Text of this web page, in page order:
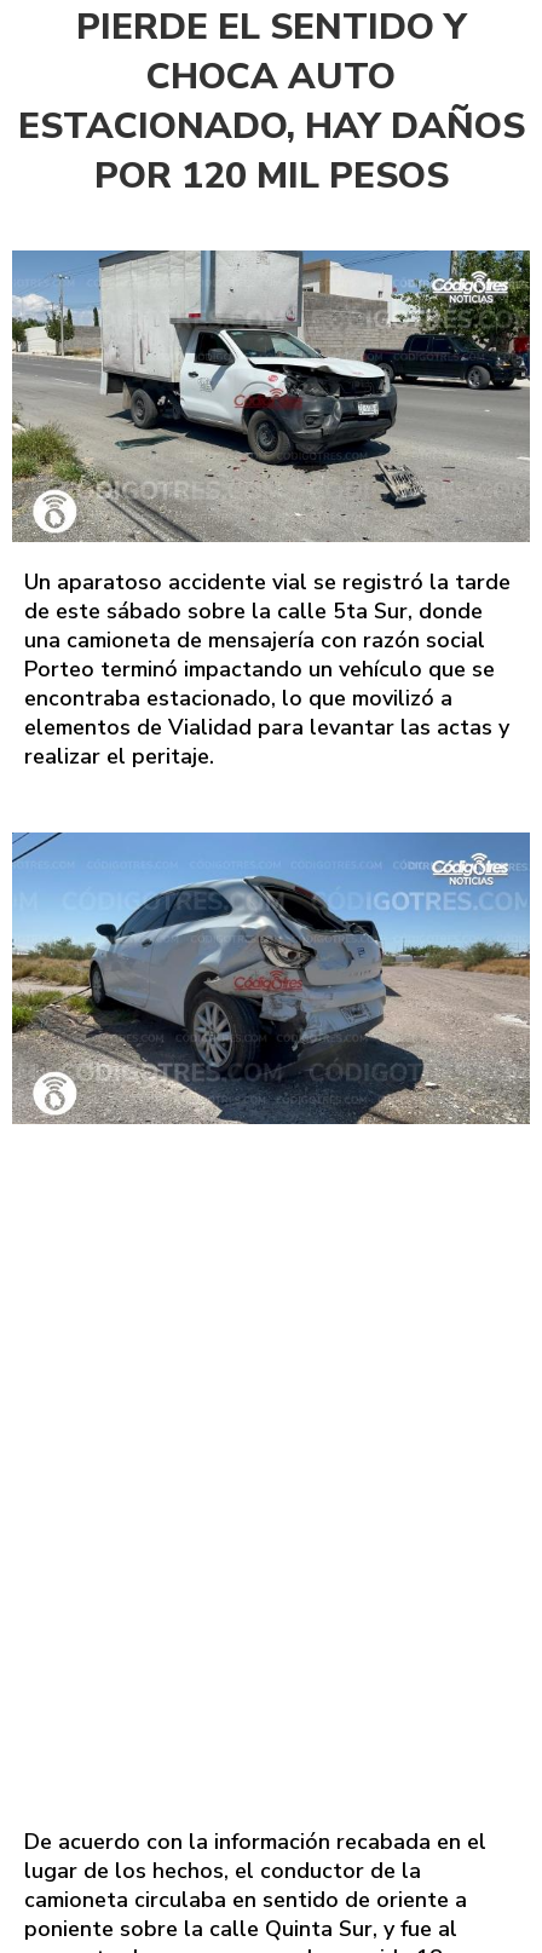
PIERDE EL SENTIDO Y
CHOCA AUTO
ESTACIONADO, HAY DAÑOS
POR 120 MIL PESOS
Un aparatoso accidente vial se registró la tarde
de este sábado sobre la calle 5ta Sur, donde
una camioneta de mensajería con razón social
Porteo terminó impactando un vehículo que se
encontraba estacionado, lo que movilizó a
elementos de Vialidad para levantar las actas y
realizar el peritaje.
De acuerdo con la información recabada en el
lugar de los hechos, el conductor de la
camioneta circulaba en sentido de oriente a
poniente sobre la calle Quinta Sur, y fue al